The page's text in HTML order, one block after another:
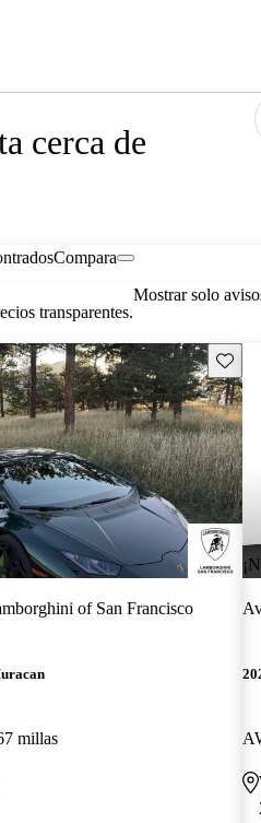
cerca de
Compara
transparentes.
Mostrar solo
of San Francisco
millas